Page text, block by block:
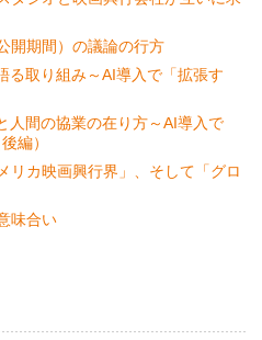
開期間）の議論の行方
る取り組み～AI導入で「拡張す
人間の協業の在り方～AI導入で
編）
リカ映画興行界」、そして「グロ
味合い